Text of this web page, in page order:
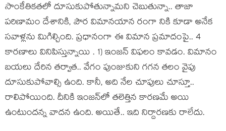
సాంకేతిక‌త‌లో దూసుకుపోతున్నామ‌ని చెబుతున్నా.. తాజా
ప‌రిణామం దేశానికి, పౌర విమాన‌యాన రంగా నికి కూడా అనేక
స‌వాళ్ల‌ను మిగిల్చింది. ప్ర‌ధానంగా ఈ విమాన ప్ర‌మాదంపై.. 4
కార‌ణాలు వినిపిస్తున్నాయి . 1) ఇంజ‌న్ విఫ‌లం కావ‌డం. విమానం
బ‌య‌లు దేరిన త‌ర్వాత‌.. వేగం పుంజుకుని గ‌గ‌న త‌లం వైపు
దూసుకుపోవాల్సి ఉంది. కానీ, అది నేల చూపులు చూస్తూ..
రాలిపోయింది. దీనికి ఇంజ‌న్‌లో త‌లెత్తిన కార‌ణ‌మే అయి
ఉంటుంద‌న్న వాద‌న ఉంది. అయితే.. ఇది నిర్దార‌ణ‌కు రాలేదు.